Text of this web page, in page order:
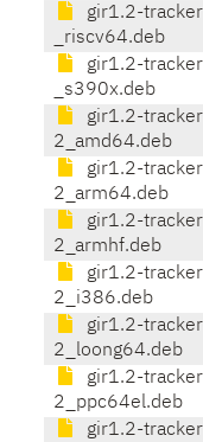
gir1.2-
_riscv64.deb
gir1.2-
_s390x.deb
gir1.2-
2_amd64.deb
gir1.2-
2_arm64.deb
gir1.2-
2_armhf.deb
gir1.2-
2_i386.deb
gir1.2-
2_loong64.deb
gir1.2-
2_ppc64el.deb
gir1.2-